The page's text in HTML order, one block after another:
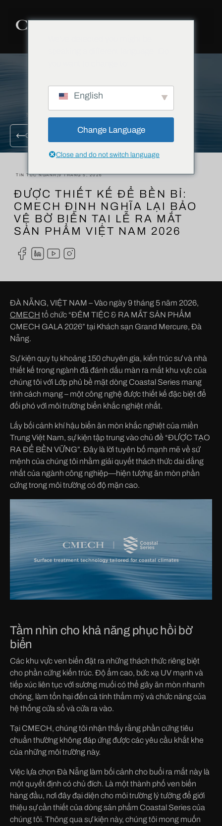
QUAY LẠI TẤT CẢ CÁC BLOG
TIN TỨC NGÀNH|9 THÁNG 5, 2026
ĐƯỢC THIẾT KẾ ĐỂ BỀN BỈ:
CMECH ĐỊNH NGHĨA LẠI BẢO
VỆ BỜ BIỂN TẠI LỄ RA MẮT
SẢN PHẨM VIỆT NAM 2026
ĐÀ NẴNG, VIỆT NAM – Vào ngày 9 tháng 5 năm 2026,
CMECH tổ chức “ĐÊM TIỆC & RA MẮT SẢN PHẨM
CMECH GALA 2026” tại Khách sạn Grand Mercure, Đà
Nẵng.
Sự kiện quy tụ khoảng 150 chuyên gia, kiến trúc sư và nhà
thiết kế trong ngành đã đánh dấu màn ra mắt khu vực của
chúng tôi với Lớp phủ bề mặt dòng Coastal Series mang
tính cách mạng – một công nghệ được thiết kế đặc biệt để
đối phó với môi trường biển khắc nghiệt nhất.
Lấy bối cảnh khí hậu biển ăn mòn khắc nghiệt của miền
Trung Việt Nam, sự kiện tập trung vào chủ đề “ĐƯỢC TẠO
RA ĐỂ BỀN VỮNG”. Đây là lời tuyên bố mạnh mẽ về sứ
mệnh của chúng tôi nhằm giải quyết thách thức dai dẳng
nhất của ngành công nghiệp—hiện tượng ăn mòn phần
cứng trong môi trường có độ mặn cao.
Tầm nhìn cho khả năng phục hồi bờ
biển
Các khu vực ven biển đặt ra những thách thức riêng biệt
cho phần cứng kiến trúc. Độ ẩm cao, bức xạ UV mạnh và
tiếp xúc liên tục với sương muối có thể gây ăn mòn nhanh
chóng, làm tổn hại đến cả tính thẩm mỹ và chức năng của
hệ thống cửa sổ và cửa ra vào.
Tại CMECH, chúng tôi nhận thấy rằng phần cứng tiêu
chuẩn thường không đáp ứng được các yêu cầu khắt khe
của những môi trường này.
Việc lựa chọn Đà Nẵng làm bối cảnh cho buổi ra mắt này là
một quyết định có chủ đích. Là một thành phố ven biển
hàng đầu, nơi đây đại diện cho môi trường lý tưởng để giới
thiệu sự cần thiết của dòng sản phẩm Coastal Series của
chúng tôi. Thông qua sự kiện này, chúng tôi mong muốn
English
Change Language
Close and do not switch language